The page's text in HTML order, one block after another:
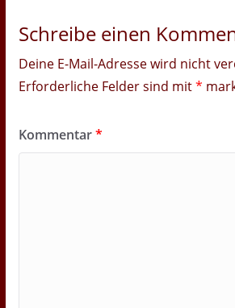
Schreibe einen
Deine E-Mail-Adresse wird nicht
Erforderliche Felder sind mit*
Kommentar*